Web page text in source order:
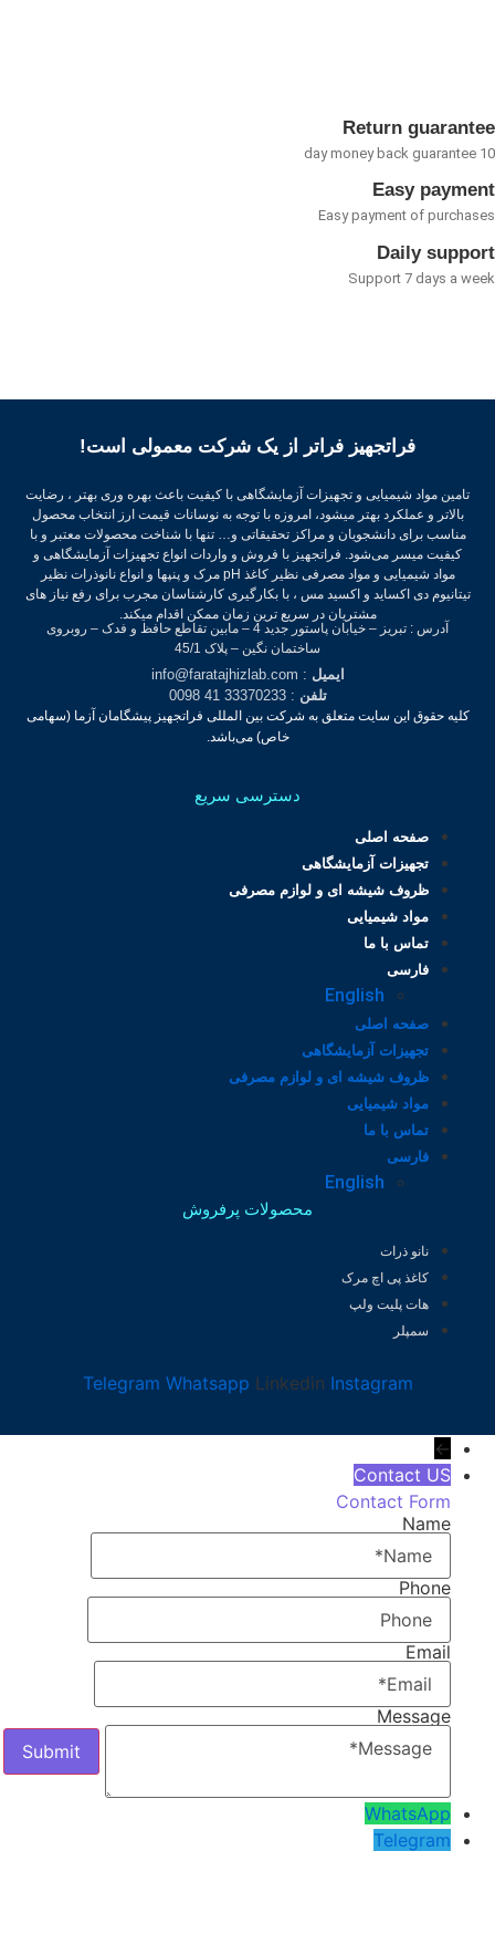
Return
Easy
Easy payment of
Daily
Support 7 days a
فراتجهیز فراتر از یک شرکت معمولی است!
تامین مواد شیمیایی و تجهیزات آزمایشگاهی با کیفیت باعث بهره وری بهتر ، رضایت
بالاتر و عملکرد بهتر میشود، امروزه با توجه به نوسانات قیمت ارز انتخاب محصول
مناسب برای دانشجویان و مراکز تحقیقاتی و… تنها با شناخت محصولات معتبر و با
کیفیت میسر می‌شود.فراتجهیز با فروش و واردات انواع تجهیزات آزمایشگاهی و
مواد شیمیایی و مواد مصرفی نظیر کاغذ pH مرک و پنپها و انواع نانوذرات نظیر
تیتانیوم دی اکساید و اکسید مس ، با بکارگیری کارشناسان مجرب برای رفع نیاز های
مشتریان در سریع ترین زمان ممکن اقدام میکند.
آدرس : تبریز – خیابان پاستور جدید 4 – مابین تقاطع حافظ و فدک – روبروی
ساختمان نگین – پلاک 45/1
ایمیل: info@faratajhizlab.com
تلفن: 33370233 41 0098
کلیه حقوق این سایت متعلق به شرکت بین المللی فراتجهیز پیشگامان آزما (سهامی
خاص) می‌باشد.
دسترسی سریع
صفحه اصلی
تجهیزات آزمایشگاهی
ظروف شیشه ای و لوازم مصرفی
مواد شیمیایی
تماس با ما
فارسی
English
صفحه اصلی
تجهیزات آزمایشگاهی
ظروف شیشه ای و لوازم مصرفی
مواد شیمیایی
تماس با ما
فارسی
English
محصولات پرفروش
نانو ذرات
کاغذ پی اچ مرک
هات پلیت ولپ
سمپلر
Telegram Whatsapp Linkedin Instagram
←
Contact US
Contact Form
Name
Phone
Email
Message
WhatsApp
Telegram